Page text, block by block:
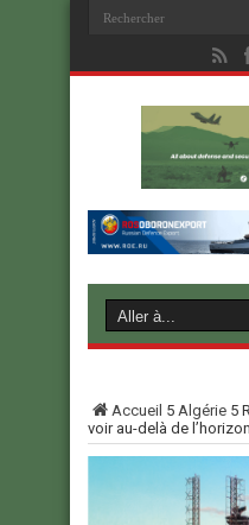
Accueil 5 Algérie 5
voir au-delà de l’horizon